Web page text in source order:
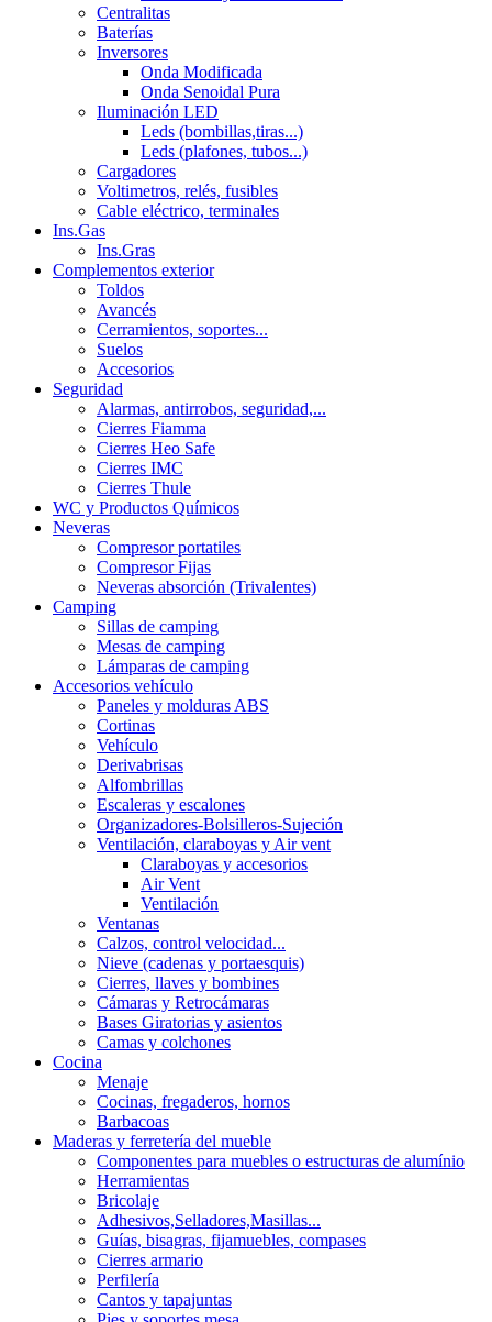
Centralitas
Baterías
Inversores
Onda Modificada
Onda Senoidal Pura
Iluminación LED
Leds (bombillas,tiras...)
Leds (plafones, tubos...)
Cargadores
Voltimetros, relés, fusibles
Cable eléctrico, terminales
Ins.Gas
Ins.Gras
Complementos exterior
Toldos
Avancés
Cerramientos, soportes...
Suelos
Accesorios
Seguridad
Alarmas, antirrobos, seguridad,...
Cierres Fiamma
Cierres Heo Safe
Cierres IMC
Cierres Thule
WC y Productos Químicos
Neveras
Compresor portatiles
Compresor Fijas
Neveras absorción (Trivalentes)
Camping
Sillas de camping
Mesas de camping
Lámparas de camping
Accesorios vehículo
Paneles y molduras ABS
Cortinas
Vehículo
Derivabrisas
Alfombrillas
Escaleras y escalones
Organizadores-Bolsilleros-Sujeción
Ventilación, claraboyas y Air vent
Claraboyas y accesorios
Air Vent
Ventilación
Ventanas
Calzos, control velocidad...
Nieve (cadenas y portaesquis)
Cierres, llaves y bombines
Cámaras y Retrocámaras
Bases Giratorias y asientos
Camas y colchones
Cocina
Menaje
Cocinas, fregaderos, hornos
Barbacoas
Maderas y ferretería del mueble
Componentes para muebles o estructuras de alumínio
Herramientas
Bricolaje
Adhesivos,Selladores,Masillas...
Guías, bisagras, fijamuebles, compases
Cierres armario
Perfilería
Cantos y tapajuntas